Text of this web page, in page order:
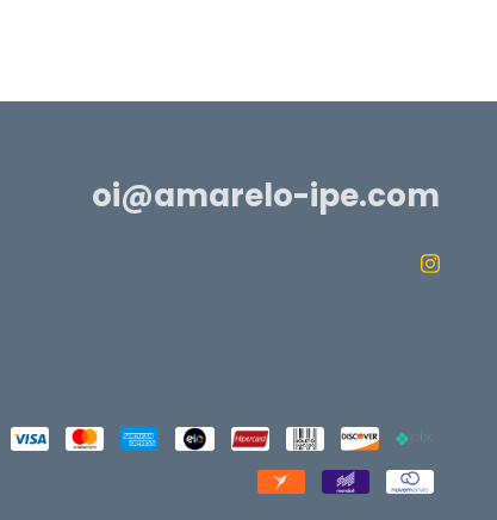
oi@amarelo-ipe.com